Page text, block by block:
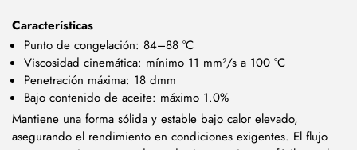
Características
Punto de congelación: 84–88 °C
Viscosidad cinemática: mínimo 11 mm²/s a 100 °C
Penetración máxima: 18 dmm
Bajo contenido de aceite: máximo 1.0%
Mantiene una forma sólida y estable bajo calor elevado,
asegurando el rendimiento en condiciones exigentes. El flujo